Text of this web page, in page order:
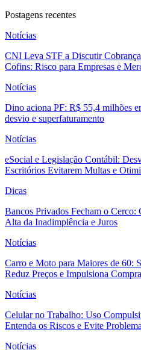
Postagens recentes
Notícias
CNI Leva STF a Discutir
Cofins: Risco para Empresas e
Notícias
Dino aciona PF: R$ 55,4 milhões
desvio e superfaturamento
Notícias
eSocial e Legislação Contábil:
Escritórios Evitarem Multas e
Dicas
Bancos Privados Fecham o
Alta da Inadimplência e Juros
Notícias
Carro e Moto para Maiores de 60:
Reduz Preços e Impulsiona
Notícias
Celular no Trabalho: Uso
Entenda os Riscos e Evite
Notícias